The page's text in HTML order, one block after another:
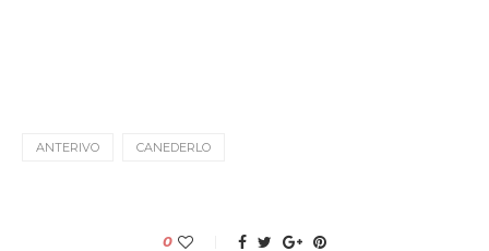
ANTERIVO CANEDERLO
0